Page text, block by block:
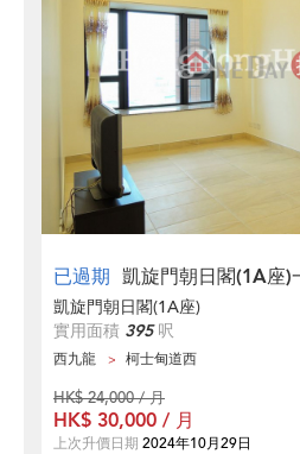
已過期 凱旋門朝日閣(1A座)
凱旋門朝日閣(1A座)
實用面積 395呎
西九龍 柯士甸道西
HK$ 24,000 / 月
HK$ 30,000 / 月
上次升價日期 2024年10月29日